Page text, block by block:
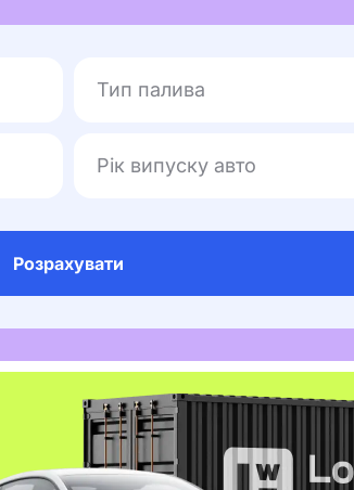
Тип палива
Рік випуску авто
Розрахувати